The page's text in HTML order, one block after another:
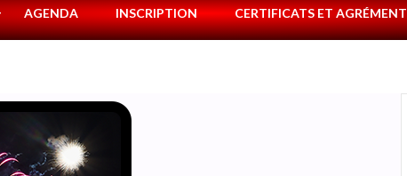
AGENDA INSCRIPTION CERTIFICATS ET AGRÉMENT